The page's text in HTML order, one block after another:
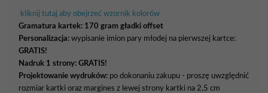
kliknij tutaj aby obejrzeć wzornik kolorów
Gramatura kartek: 170 gram gładki offset
Personalizacja: wypisanie imion pary młodej na pierwszej kartce:
GRATIS!
Nadruk 1 strony: GRATIS!
Projektowanie wydruków: po dokonaniu zakupu - proszę uwzględnić
rozmiar kartki oraz margines z lewej strony kartki na 2,5 cm